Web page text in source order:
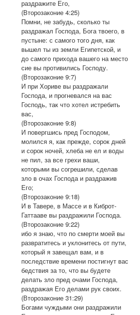
раздражите Его,
(Второзаконие 4:25)
Помни, не забудь, сколько ты
раздражал Господа, Бога твоего, в
пустыне: с самого того дня, как
вышел ты из земли Египетской, и
до самого прихода вашего на место
сие вы противились Господу.
(Второзаконие 9:7)
И при Хориве вы раздражали
Господа, и прогневался на вас
Господь, так что хотел истребить
вас,
(Второзаконие 9:8)
И повергшись пред Господом,
молился я, как прежде, сорок дней
и сорок ночей, хлеба не ел и воды
не пил, за все грехи ваши,
которыми вы согрешили, сделав
зло в очах Господа и раздражив
Его;
(Второзаконие 9:18)
И в Тавере, в Массе и в Киброт-
Гаттааве вы раздражили Господа.
(Второзаконие 9:22)
ибо я знаю, что по смерти моей вы
развратитесь и уклонитесь от пути,
который я завещал вам, и в
последствие времени постигнут вас
бедствия за то, что вы будете
делать зло пред очами Господа,
раздражая Его делами рук своих.
(Второзаконие 31:29)
Богами чуждыми они раздражили